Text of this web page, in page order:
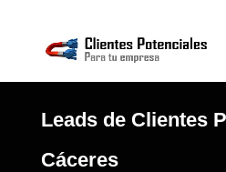
Leads de Clientes
Cáceres